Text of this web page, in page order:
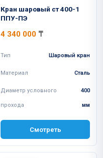
Кран шаровый ст 400-1
ППУ-ПЭ
4 340 000 ₸
Тип Шаровый кран
Материал Сталь
Диаметр условного
прохода
400
мм
Смотреть